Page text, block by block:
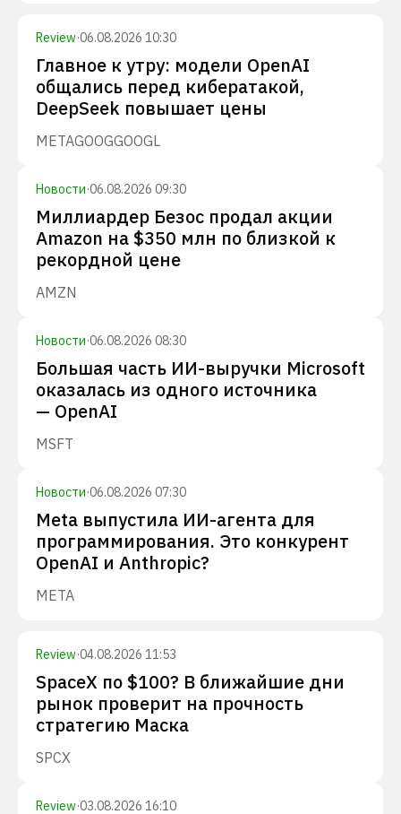
Review·06.08.2026 10:30
Главное к утру: модели OpenAI
общались перед кибератакой,
DeepSeek повышает цены
METAGOOGGOOGL
Новости·06.08.2026 09:30
Миллиардер Безос продал акции
Amazon на $350 млн по близкой к
рекордной цене
AMZN
Новости·06.08.2026 08:30
Большая часть ИИ-выручки Microsoft
оказалась из одного источника
— OpenAI
MSFT
Новости·06.08.2026 07:30
Meta выпустила ИИ-агента для
программирования. Это конкурент
OpenAI и Anthropic?
META
Review·04.08.2026 11:53
SpaceX по $100? В ближайшие дни
рынок проверит на прочность
стратегию Маска
SPCX
Review·03.08.2026 16:10